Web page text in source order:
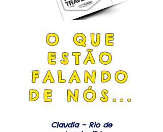
O QUE
ESTÃO
FALANDO
DE NÓS...
Claudia – Rio de